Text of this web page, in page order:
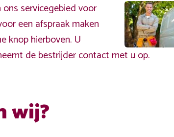
servicegebied voor
een afspraak maken
knop hierboven. U
de bestrijder contact met u op.
wij?